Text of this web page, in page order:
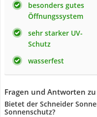
besonders gutes
Öffnungssystem
sehr starker UV-
Schutz
wasserfest
Fragen und Antworten
Bietet der Schneider
Sonnenschutz?